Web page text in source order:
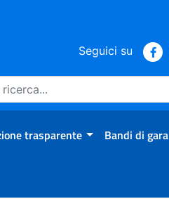
Seguici su
trasparente Bandi di gara